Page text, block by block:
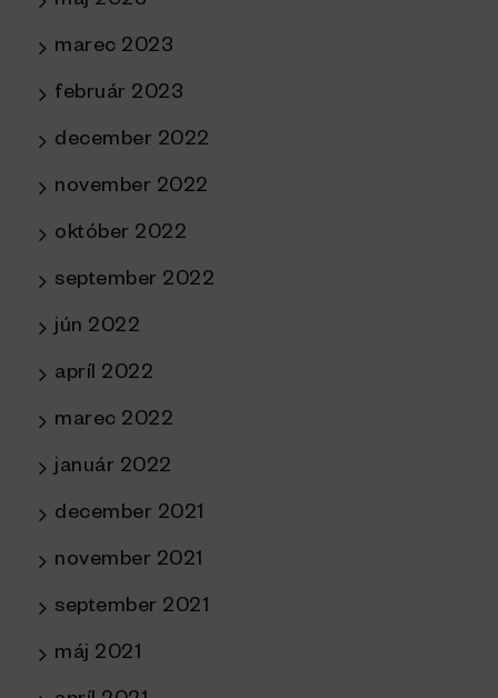
marec 2023
február 2023
december 2022
november 2022
október 2022
september 2022
jún 2022
apríl 2022
marec 2022
január 2022
december 2021
november 2021
september 2021
máj 2021